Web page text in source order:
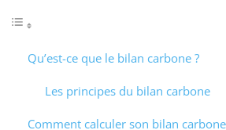
Qu’est-ce que le bilan carbone ?
Les principes du bilan carbone
Comment calculer son bilan